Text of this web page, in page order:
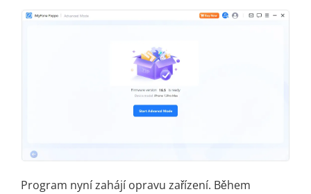
Program nyní zahájí opravu zařízení. Během